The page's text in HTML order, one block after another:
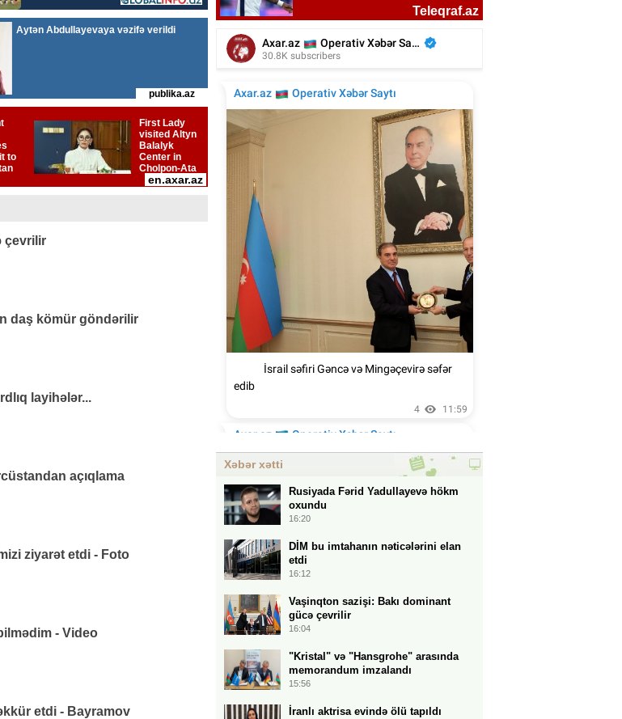
çevrilir
daş kömür göndərilir
layihələr...
açıqlama
ziyarət etdi - Foto
- Video
etdi - Bayramov
Həsənzadə vəfat etdi İranlı aktrisa evində ölü tapıldı
Xəbər xətti
Rusiyada Fərid Yadullayevə hökm
oxundu
16:20
DİM bu imtahanın nəticələrini elan
etdi
16:12
Vaşinqton sazişi: Bakı dominant
gücə çevrilir
16:04
"Kristal" və "Hansgrohe" arasında
memorandum imzalandı
15:56
İranlı aktrisa evində ölü tapıldı